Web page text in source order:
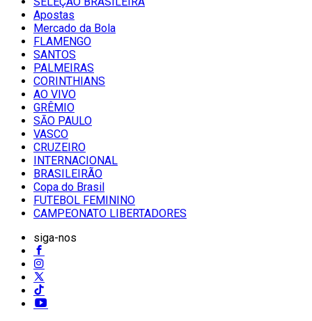
Apostas
Mercado da Bola
FLAMENGO
SANTOS
PALMEIRAS
CORINTHIANS
AO VIVO
GRÊMIO
SĀO PAULO
VASCO
CRUZEIRO
INTERNACIONAL
BRASILEIRÃO
Copa do Brasil
FUTEBOL FEMININO
CAMPEONATO LIBERTADORES
siga-nos